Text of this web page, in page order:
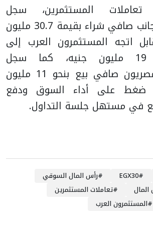
المستثمرين، سجل
المستثمرون الأجانب صافي شراء بقيمة 30.7 مليون
اتجه المستثمرون العرب إلى
البيع بصافي 19 مليون جنيه، كما سجل
المستثمرون المصريون صافي بيع بنحو 11 مليون
ضغط على أداء السوق ودفع
في مستهل جلسة التداول.
#
EGX30
#رأس المال السوقي
المال #تعاملات المستثمرين
#المستثمرون العرب